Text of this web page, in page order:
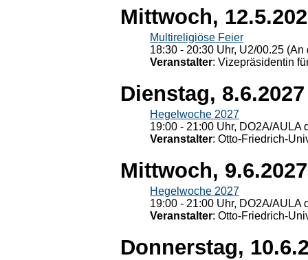
Mittwoch,
Multireligiöse Feier
18:30 - 20:30 Uhr, U2/00.25
Veranstalter: Vizepräsidentin
Dienstag, 8.6.2027
Hegelwoche 2027
19:00 - 21:00 Uhr, DO2A/
Veranstalter: Otto-Friedrich-
Mittwoch, 9.6.2027
Hegelwoche 2027
19:00 - 21:00 Uhr, DO2A/
Veranstalter: Otto-Friedrich-
Donnerstag,